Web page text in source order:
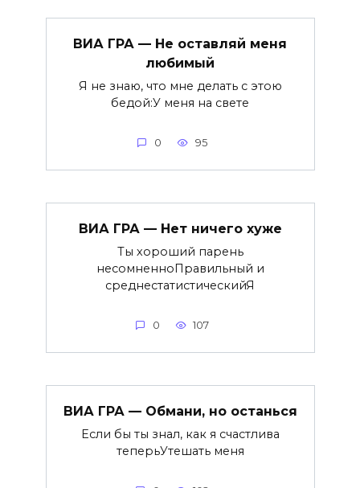
ВИА ГРА — Не оставляй меня
любимый
Я не знаю, что мне делать с этою
бедой:У меня на свете
0 95
ВИА ГРА — Нет ничего хуже
Ты хороший парень
несомненноПравильный и
среднестатистическийЯ
0 107
ВИА ГРА — Обмани, но останься
Если бы ты знал, как я счастлива
теперьУтешать меня